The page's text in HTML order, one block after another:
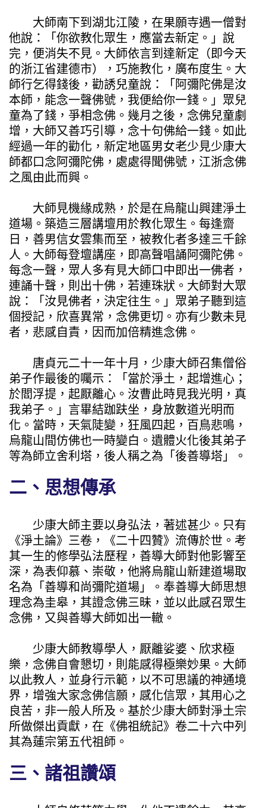
大師南下到湖北江陵，在果願寺遇一僧對
他說：「你欲教化眾生，應當去新定。」說
完，便消失不見。大師依言到達新定（即今天
的浙江省建德市），巧施教化，廣布度生。大
師行乞得錢後，勸誘兒童說：「阿彌陀佛是汝
本師，能念一聲佛號，我便給你一錢。」眾兒
童為了錢，爭相念佛。幾月之後，念佛兒童劇
增，大師又善巧引導，念十句佛給一錢。如此
經過一年的勸化，新定地區男女老少見少康大
師都口念阿彌陀佛，處處得聞佛號，江浙念佛
之風由此而興。
大師見機緣成熟，於是在烏龍山興建淨土
道場。築造三層講壇用於教化眾生。每逢齋
日，善男信女雲集而至，被教化者多達三千餘
人。大師每登壇講座，即高聲唱誦阿彌陀佛。
每念一聲，眾人多有見大師口中即出一佛者，
連誦十聲，則出十佛，若連珠狀。大師對大眾
說：「汝見佛者，決定往生。」眾弟子聽到這
個授記，欣喜異常，念佛更切。亦有少數未見
者，悲感自責，因而加倍精進念佛。
唐貞元二十一年十月，少康大師召集僧俗
弟子作最後的囑示：「當於淨土，起增進心；
於閻浮提，起厭離心。汝曹此時見我光明，真
我弟子。」言畢結跏趺坐，身放數道光明而
化。當時，天氣陡變，狂風四起，百鳥悲鳴，
烏龍山間仿佛也一時變白。遺體火化後其弟子
等為師立舍利塔，後人稱之為「後善導塔」。
二、思想傳承
少康大師主要以身弘法，著述甚少。只有
《淨土論》三卷，《二十四贊》流傳於世。考
其一生的修學弘法歷程，善導大師對他影響至
深，為表仰慕、崇敬，他將烏龍山新建道場取
名為「善導和尚彌陀道場」。奉善導大師思想
理念為圭皋，其證念佛三昧，並以此感召眾生
念佛，又與善導大師如出一轍。
少康大師教導學人，厭離娑婆、欣求極
樂，念佛自會懇切，則能感得極樂妙果。大師
以此教人，並身行示範，以不可思議的神通境
界，增強大家念佛信願，感化信眾，其用心之
良苦，非一般人所及。基於少康大師對淨土宗
所做傑出貢獻，在《佛祖統記》卷二十六中列
其為蓮宗第五代祖師。
三、諸祖讚頌